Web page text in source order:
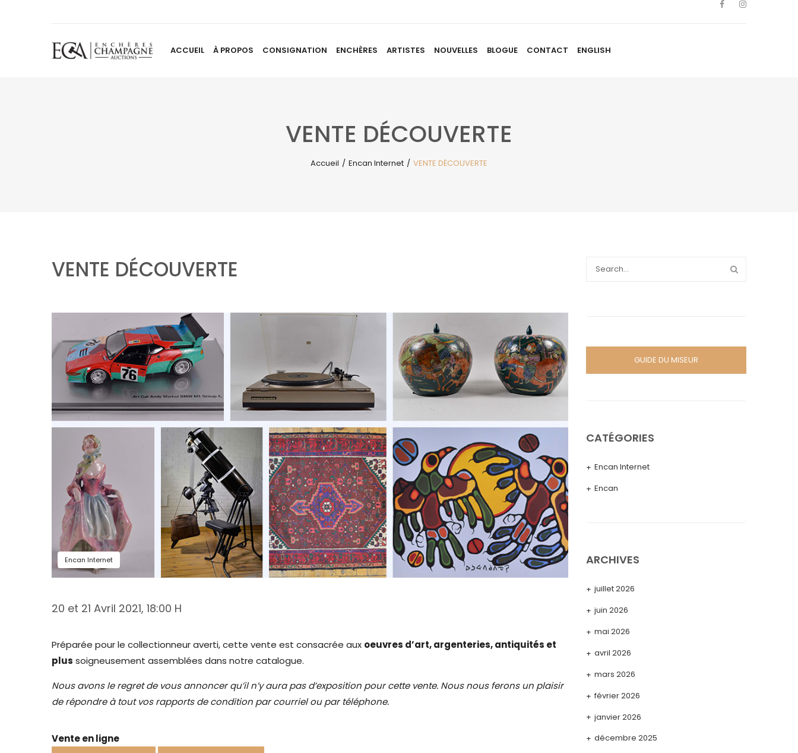
ACCUEIL À PROPOS CONSIGNATION ENCHÈRES ARTISTES NOUVELLES BLOGUE CONTACT ENGLISH
VENTE DÉCOUVERTE
Accueil / Encan Internet / VENTE DÉCOUVERTE
VENTE DÉCOUVERTE
Encan Internet
20 et 21 Avril 2021, 18:00 H
Préparée pour le collectionneur averti, cette vente est consacrée aux oeuvres d’art, argenteries, antiquités et
plus soigneusement assemblées dans notre catalogue.
Nous avons le regret de vous annoncer qu’il n’y aura pas d’exposition pour cette vente. Nous nous ferons un plaisir
de répondre à tout vos rapports de condition par courriel ou par téléphone.
Vente en ligne
GUIDE DU MISEUR
CATÉGORIES
Encan Internet
Encan
ARCHIVES
juillet 2026
juin 2026
mai 2026
avril 2026
mars 2026
février 2026
janvier 2026
décembre 2025